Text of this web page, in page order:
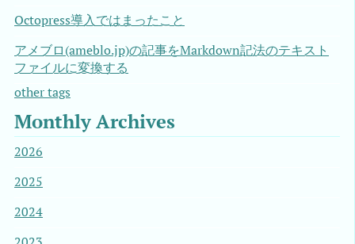
Octopress導入ではまったこと
アメブロ(ameblo.jp)の記事をMarkdown記法のテキスト
ファイルに変換する
other tags
Monthly Archives
2026
2025
2024